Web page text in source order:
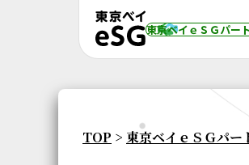
東京ベイｅＳＧパー
TOP > 東京ベイｅＳＧパー